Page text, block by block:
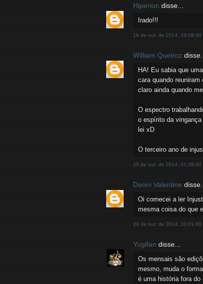
Hiperion disse...
Irado!!!
19 de out. de 2014, 23:08:00
William Queiroz disse...
HA! Eu sabia que
cara quando
claro ainda quando
O espectro
o espírito da
lei xD
O terceiro ano de
20 de out. de 2014, 01:39:00
Denni Valentine disse...
Oi comecei a ler
mesma coisa do que
20 de out. de 2014, 20:01:00
Yugifan disse...
Os mensais são
mesmo, muda o
é uma história fora do